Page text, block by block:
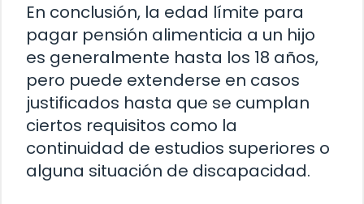
En conclusión, la edad límite para
pagar pensión alimenticia a un hijo
es generalmente hasta los 18 años,
pero puede extenderse en casos
justificados hasta que se cumplan
ciertos requisitos como la
continuidad de estudios superiores o
alguna situación de discapacidad.